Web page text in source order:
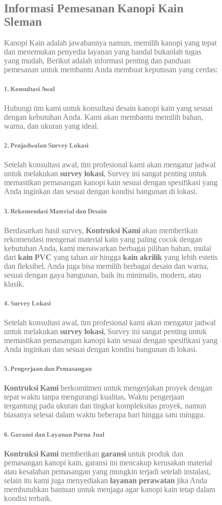
Informasi Pemesanan Kanopi Kain
Sleman
Kanopi Kain adalah jawabannya namun, memilih kanopi yang tepat
dan menemukan penyedia layanan yang handal bukanlah tugas
yang mudah, Berikut adalah informasi penting dan panduan
pemesanan untuk membantu Anda membuat keputusan yang cerdas:
1. Konsultasi Awal
Hubungi tim kami untuk konsultasi desain kanopi kain yang sesuai
dengan kebutuhan Anda. Kami akan membantu memilih bahan,
warna, dan ukuran yang ideal.
2. Penjadwalan Survey Lokasi
Setelah konsultasi awal, tim profesional kami akan mengatur jadwal
untuk melakukan survey lokasi, Survey ini sangat penting untuk
memastikan pemasangan kanopi kain sesuai dengan spesifikasi yang
Anda inginkan dan sesuai dengan kondisi bangunan di lokasi.
3. Rekomendasi Material dan Desain
Berdasarkan hasil survey, Kontruksi Kami akan memberikan
rekomendasi mengenai material kain yang paling cocok dengan
kebutuhan Anda, kami menawarkan berbagai pilihan bahan, mulai
dari kain PVC yang tahan air hingga kain akrilik yang lebih estetis
dan fleksibel. Anda juga bisa memilih berbagai desain dan warna,
sesuai dengan gaya bangunan, baik itu minimalis, modern, atau
klasik.
4. Survey Lokasi
Setelah konsultasi awal, tim profesional kami akan mengatur jadwal
untuk melakukan survey lokasi, Survey ini sangat penting untuk
memastikan pemasangan kanopi kain sesuai dengan spesifikasi yang
Anda inginkan dan sesuai dengan kondisi bangunan di lokasi.
5. Pengerjaan dan Pemasangan
Kontruksi Kami berkomitmen untuk mengerjakan proyek dengan
tepat waktu tanpa mengurangi kualitas, Waktu pengerjaan
tergantung pada ukuran dan tingkat kompleksitas proyek, namun
biasanya selesai dalam waktu beberapa hari hingga satu minggu.
6. Garansi dan Layanan Purna Jual
Kontruksi Kami memberikan garansi untuk produk dan
pemasangan kanopi kain, garansi ini mencakup kerusakan material
atau kesalahan pemasangan yang mungkin terjadi setelah instalasi,
selain itu kami juga menyediakan layanan perawatan jika Anda
membutuhkan bantuan untuk menjaga agar kanopi kain tetap dalam
kondisi terbaik.